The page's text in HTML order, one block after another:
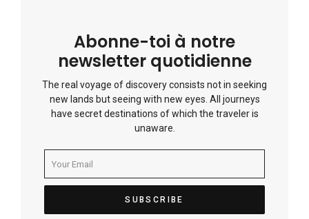
Abonne-toi à notre
newsletter quotidienne
The real voyage of discovery consists not in seeking
new lands but seeing with new eyes. All journeys
have secret destinations of which the traveler is
unaware.